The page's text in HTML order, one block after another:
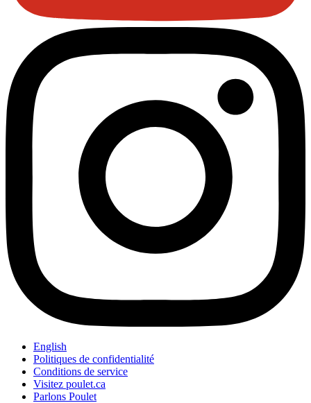
English
Politiques de confidentialité
Conditions de service
Visitez poulet.ca
Parlons Poulet